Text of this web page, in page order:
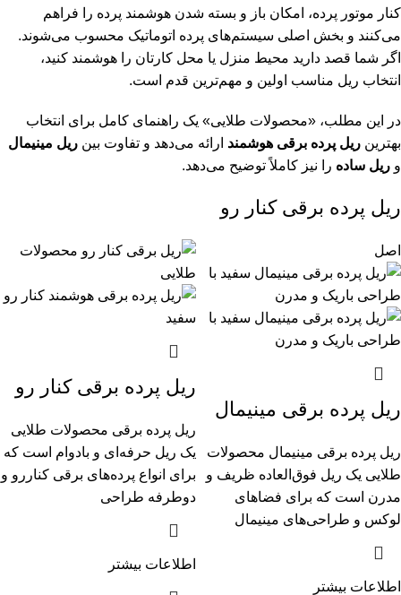
کنار موتور پرده، امکان باز و بسته شدن هوشمند پرده را فراهم
می‌کنند و بخش اصلی سیستم‌های پرده اتوماتیک محسوب می‌شوند.
اگر شما قصد دارید محیط منزل یا محل کارتان را هوشمند کنید،
انتخاب ریل مناسب اولین و مهم‌ترین قدم است.
در این مطلب، «محصولات طلایی» یک راهنمای کامل برای انتخاب
بهترین ریل پرده برقی هوشمند ارائه می‌دهد و تفاوت بین ریل مینیمال
و ریل ساده را نیز کاملاً توضیح می‌دهد.
ریل پرده برقی کنار رو
اصل
ریل پرده برقی مینیمال
ریل پرده برقی مینیمال محصولات
طلایی یک ریل فوق‌العاده ظریف و
مدرن است که برای فضاهای
لوکس و طراحی‌های مینیمال
اطلاعات بیشتر
ریل پرده برقی کنار رو
ریل پرده برقی محصولات طلایی
یک ریل حرفه‌ای و بادوام است که
برای انواع پرده‌های برقی کناررو و
دوطرفه طراحی
اطلاعات بیشتر